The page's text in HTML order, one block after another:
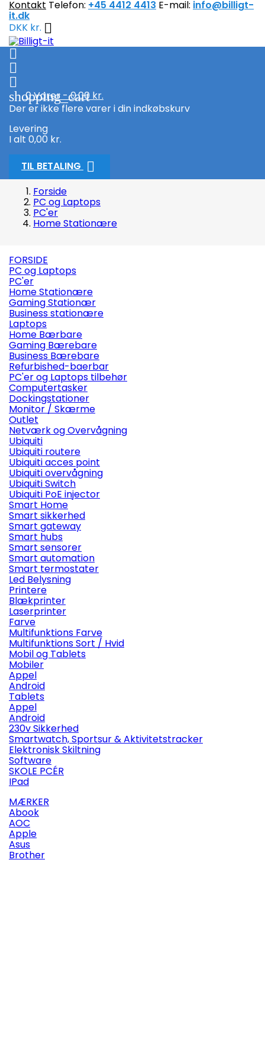
Kontakt Telefon: +45 4412 4413 E-mail: info@billigt-
it.dk
DKK kr. 



shopping_cart
0Varer - 0,00 kr.
Der er ikke flere varer i din indkøbskurv
Levering
I alt 0,00 kr.
TIL BETALING 
Forside
PC og Laptops
PC'er
Home Stationære
FORSIDE
PC og Laptops
PC'er
Home Stationære
Gaming Stationær
Business stationære
Laptops
Home Bærbare
Gaming Bærebare
Business Bærebare
Refurbished-baerbar
PC'er og Laptops tilbehør
Computertasker
Dockingstationer
Monitor / Skærme
Outlet
Netværk og Overvågning
Ubiquiti
Ubiquiti routere
Ubiquiti acces point
Ubiquiti overvågning
Ubiquiti Switch
Ubiquiti PoE injector
Smart Home
Smart sikkerhed
Smart gateway
Smart hubs
Smart sensorer
Smart automation
Smart termostater
Led Belysning
Printere
Blækprinter
Laserprinter
Farve
Multifunktions Farve
Multifunktions Sort / Hvid
Mobil og Tablets
Mobiler
Appel
Android
Tablets
Appel
Android
230v Sikkerhed
Smartwatch, Sportsur & Aktivitetstracker
Elektronisk Skiltning
Software
SKOLE PCÉR
IPad
MÆRKER
Abook
AOC
Apple
Asus
Brother